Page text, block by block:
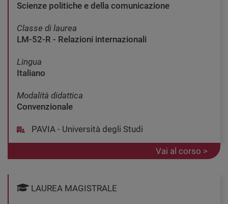
Scienze politiche e della comunicazione
Classe di laurea
LM-52-R - Relazioni internazionali
Lingua
Italiano
Modalità didattica
Convenzionale
PAVIA - Università degli Studi
Vai al corso >
LAUREA MAGISTRALE